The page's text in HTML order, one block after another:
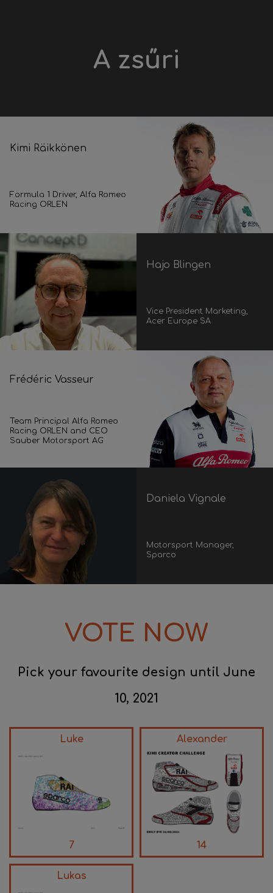
A zsűri
Kimi Räikkönen
Formula 1 Driver, Alfa Romeo
Racing ORLEN
Hajo Blingen
Vice President Marketing,
Acer Europe SA
Frédéric Vasseur
Team Principal Alfa Romeo
Racing ORLEN and CEO
Sauber Motorsport AG
Daniela Vignale
Motorsport Manager,
Sparco
VOTE NOW
Pick your favourite design until June
10, 2021
Luke
7
Alexander
14
Lukas